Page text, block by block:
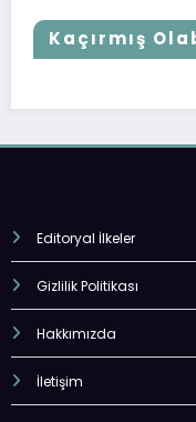
Kaçırmış
Editoryal İlkeler
Gizlilik Politikası
Hakkımızda
İletişim